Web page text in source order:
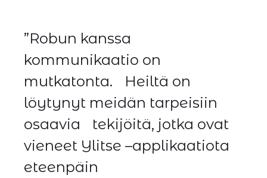
”Robun kanssa
kommunikaatio on
mutkatonta. Heiltä on
löytynyt meidän tarpeisiin
osaavia tekijöitä, jotka ovat
vieneet Ylitse –applikaatiota
eteenpäin